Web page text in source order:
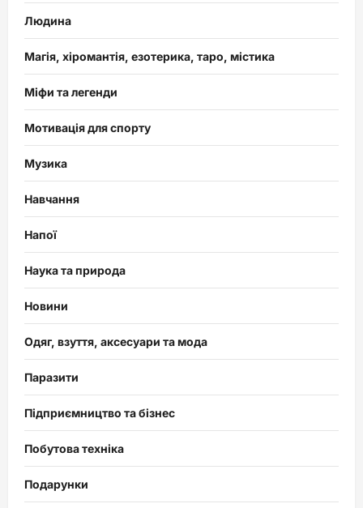
Людина
Магія, хіромантія, езотерика, таро, містика
Міфи та легенди
Мотивація для спорту
Музика
Навчання
Напої
Наука та природа
Новини
Одяг, взуття, аксесуари та мода
Паразити
Підприємництво та бізнес
Побутова техніка
Подарунки